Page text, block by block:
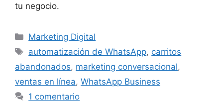
tu negocio.
Categorías
Marketing Digital
Etiquetas
automatización de WhatsApp, carritos
abandonados, marketing conversacional,
ventas en línea, WhatsApp Business
1 comentario